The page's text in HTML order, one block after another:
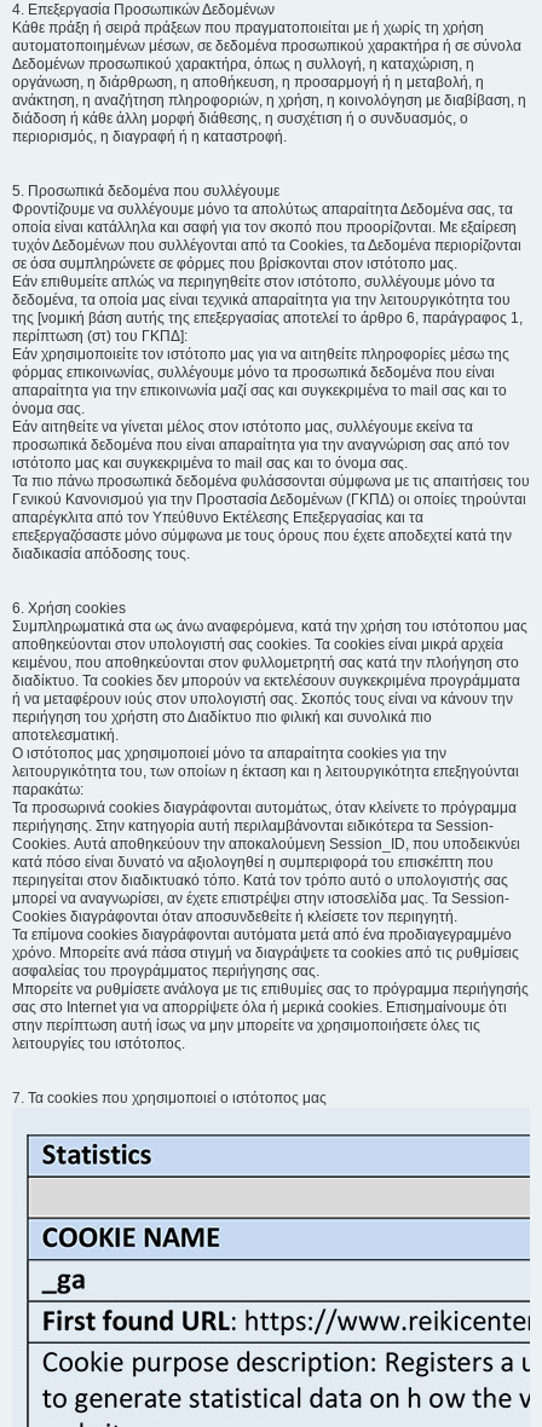
4. Επεξεργασία Προσωπικών Δεδομένων
Κάθε πράξη ή σειρά πράξεων που πραγματοποιείται με ή χωρίς τη χρήση
αυτοματοποιημένων μέσων, σε δεδομένα προσωπικού χαρακτήρα ή σε σύνολα
Δεδομένων προσωπικού χαρακτήρα, όπως η συλλογή, η καταχώριση, η
οργάνωση, η διάρθρωση, η αποθήκευση, η προσαρμογή ή η μεταβολή, η
ανάκτηση, η αναζήτηση πληροφοριών, η χρήση, η κοινολόγηση με διαβίβαση, η
διάδοση ή κάθε άλλη μορφή διάθεσης, η συσχέτιση ή ο συνδυασμός, ο
περιορισμός, η διαγραφή ή η καταστροφή.
5. Προσωπικά δεδομένα που συλλέγουμε
Φροντίζουμε να συλλέγουμε μόνο τα απολύτως απαραίτητα Δεδομένα σας, τα
οποία είναι κατάλληλα και σαφή για τον σκοπό που προορίζονται. Με εξαίρεση
τυχόν Δεδομένων που συλλέγονται από τα Cookies, τα Δεδομένα περιορίζονται
σε όσα συμπληρώνετε σε φόρμες που βρίσκονται στον ιστότοπο μας.
Εάν επιθυμείτε απλώς να περιηγηθείτε στον ιστότοπο, συλλέγουμε μόνο τα
δεδομένα, τα οποία μας είναι τεχνικά απαραίτητα για την λειτουργικότητα του
της [νομική βάση αυτής της επεξεργασίας αποτελεί το άρθρο 6, παράγραφος 1,
περίπτωση (στ) του ΓΚΠΔ]:
Εάν χρησιμοποιείτε τον ιστότοπο μας για να αιτηθείτε πληροφορίες μέσω της
φόρμας επικοινωνίας, συλλέγουμε μόνο τα προσωπικά δεδομένα που είναι
απαραίτητα για την επικοινωνία μαζί σας και συγκεκριμένα το mail σας και το
όνομα σας.
Εάν αιτηθείτε να γίνεται μέλος στον ιστότοπο μας, συλλέγουμε εκείνα τα
προσωπικά δεδομένα που είναι απαραίτητα για την αναγνώριση σας από τον
ιστότοπο μας και συγκεκριμένα το mail σας και το όνομα σας.
Τα πιο πάνω προσωπικά δεδομένα φυλάσσονται σύμφωνα με τις απαιτήσεις του
Γενικού Κανονισμού για την Προστασία Δεδομένων (ΓΚΠΔ) οι οποίες τηρούνται
απαρέγκλιτα από τον Υπεύθυνο Εκτέλεσης Επεξεργασίας και τα
επεξεργαζόσαστε μόνο σύμφωνα με τους όρους που έχετε αποδεχτεί κατά την
διαδικασία απόδοσης τους.
6. Χρήση cookies
Συμπληρωματικά στα ως άνω αναφερόμενα, κατά την χρήση του ιστότοπου μας
αποθηκεύονται στον υπολογιστή σας cookies. Τα cookies είναι μικρά αρχεία
κειμένου, που αποθηκεύονται στον φυλλομετρητή σας κατά την πλοήγηση στο
διαδίκτυο. Τα cookies δεν μπορούν να εκτελέσουν συγκεκριμένα προγράμματα
ή να μεταφέρουν ιούς στον υπολογιστή σας. Σκοπός τους είναι να κάνουν την
περιήγηση του χρήστη στο Διαδίκτυο πιο φιλική και συνολικά πιο
αποτελεσματική.
Ο ιστότοπος μας χρησιμοποιεί μόνο τα απαραίτητα cookies για την
λειτουργικότητα του, των οποίων η έκταση και η λειτουργικότητα επεξηγούνται
παρακάτω:
Τα προσωρινά cookies διαγράφονται αυτομάτως, όταν κλείνετε το πρόγραμμα
περιήγησης. Στην κατηγορία αυτή περιλαμβάνονται ειδικότερα τα Session-
Cookies. Αυτά αποθηκεύουν την αποκαλούμενη Session_ID, που υποδεικνύει
κατά πόσο είναι δυνατό να αξιολογηθεί η συμπεριφορά του επισκέπτη που
περιηγείται στον διαδικτυακό τόπο. Κατά τον τρόπο αυτό ο υπολογιστής σας
μπορεί να αναγνωρίσει, αν έχετε επιστρέψει στην ιστοσελίδα μας. Τα Session-
Cookies διαγράφονται όταν αποσυνδεθείτε ή κλείσετε τον περιηγητή.
Τα επίμονα cookies διαγράφονται αυτόματα μετά από ένα προδιαγεγραμμένο
χρόνο. Μπορείτε ανά πάσα στιγμή να διαγράψετε τα cookies από τις ρυθμίσεις
ασφαλείας του προγράμματος περιήγησης σας.
Μπορείτε να ρυθμίσετε ανάλογα με τις επιθυμίες σας το πρόγραμμα περιήγησής
σας στο Internet για να απορρίψετε όλα ή μερικά cookies. Επισημαίνουμε ότι
στην περίπτωση αυτή ίσως να μην μπορείτε να χρησιμοποιήσετε όλες τις
λειτουργίες του ιστότοπος.
7. Τα cookies που χρησιμοποιεί ο ιστότοπος μας